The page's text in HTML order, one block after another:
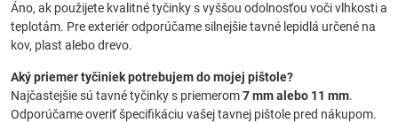
Áno, ak použijete kvalitné tyčinky s vyššou odolnosťou voči vlhkosti a
teplotám. Pre exteriér odporúčame silnejšie tavné lepidlá určené na
kov, plast alebo drevo.
Aký priemer tyčiniek potrebujem do mojej pištole?
Najčastejšie sú tavné tyčinky s priemerom7 mm alebo 11 mm.
Odporúčame overiť špecifikáciu vašej tavnej pištole pred nákupom.